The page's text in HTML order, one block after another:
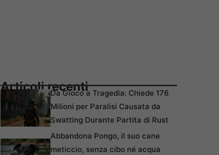
Articoli recentiDa Gioco a Tragedia: Chiede 176
Milioni per Paralisi Causata da
Swatting Durante Partita di Rust
Abbandona Pongo, il suo cane
meticcio, senza cibo né acqua